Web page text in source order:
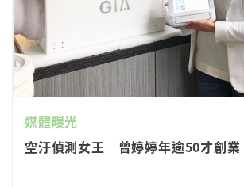
媒體曝光
空汙偵測女王 曾婷婷年逾50才創業